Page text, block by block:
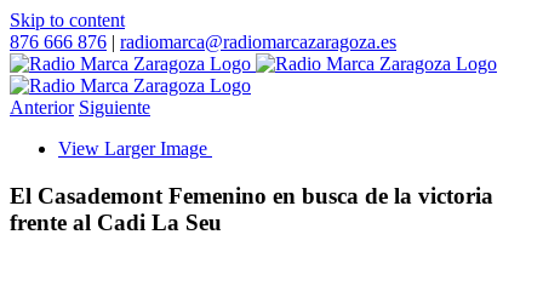
Skip to content
876 666 876 | radiomarca@radiomarcazaragoza.es
Anterior Siguiente
View Larger Image
El Casademont Femenino en busca de la victoria
frente al Cadi La Seu